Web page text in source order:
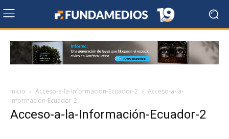
Inicio Acceso-a-la-Información-Ecuador-2
Acceso-a-la-
Información-Ecuador-2
Acceso-a-la-Información-Ecuador-2